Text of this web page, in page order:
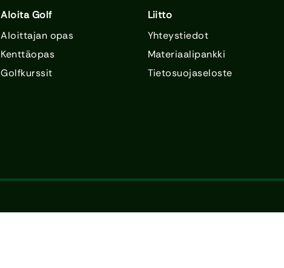
Aloita Golf
Aloittajan opas
Kenttäopas
Golfkurssit
Liitto
Yhteystiedot
Materiaalipankki
Tietosuojaseloste